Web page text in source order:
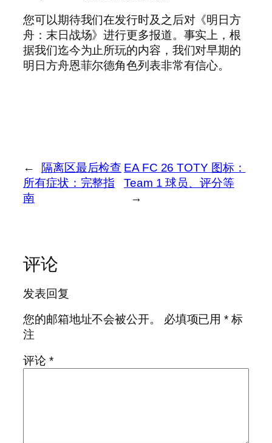
您可以期待我们在发行时及之后对《明日方
舟：末日战场》进行更多报道。事实上，根
据我们迄今为止所玩的内容，我们对早期的
明日方舟恩菲尔德角色列表非常有信心。
←
隔离区最后检查
所有症状：完整指
南
EA FC 26 TOTY 图标：
Team 1 球员、评分等
→
评论
发表回复
您的邮箱地址不会被公开。
必填项已用* 标
注
评论 *